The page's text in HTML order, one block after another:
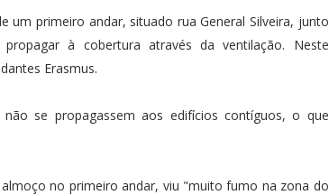
um primeiro andar, situado rua General Silveira, junto
à cobertura através da ventilação. Neste
Erasmus.
se propagassem aos edifícios contíguos, o que
no primeiro andar, viu "muito fumo na zona do